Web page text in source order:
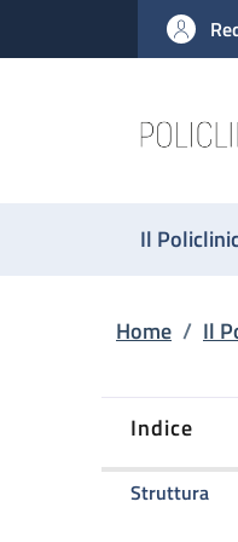
al contenuto principale
to footer content
Il
Home / Il
Indice
Struttura